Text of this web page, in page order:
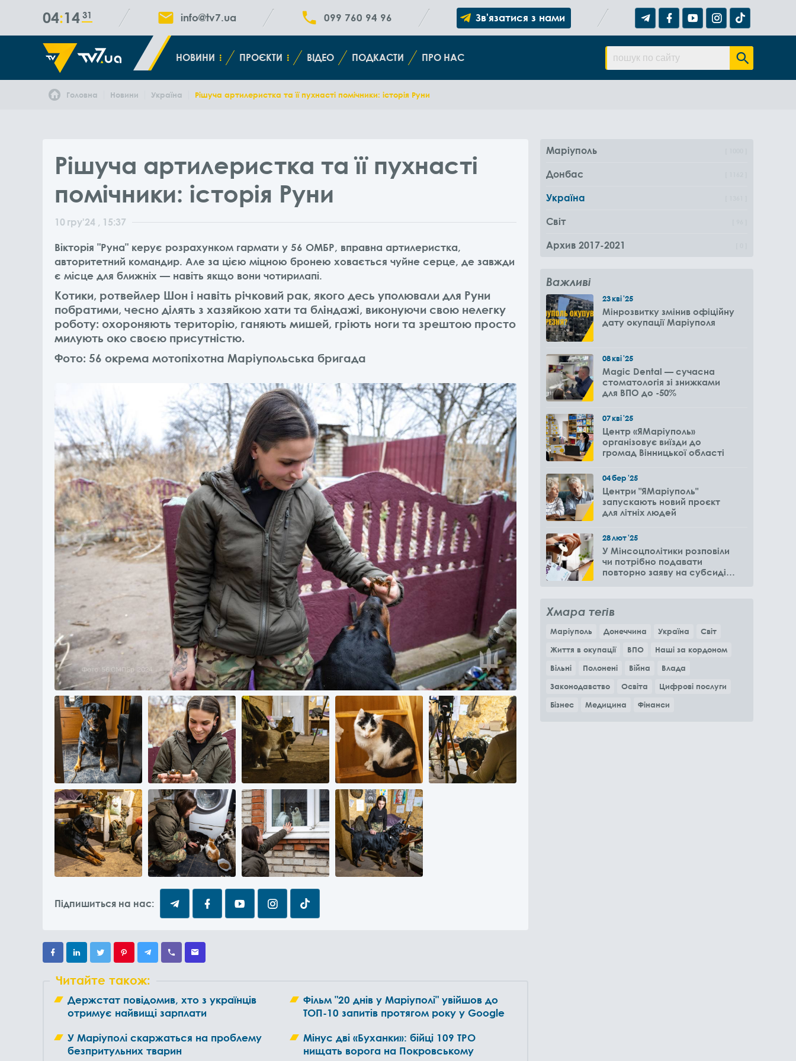
04 14 32 info@tv7.ua 099 760 94 96 Зв'язатися з нами
НОВИНИ ПРОЄКТИ ВІДЕО ПОДКАСТИ ПРО НАС
Головна Новини Україна Рішуча артилеристка та її пухнасті помічники: історія Руни
Рішуча артилеристка та її пухнасті
помічники: історія Руни
10 гру'24 , 15:37
Вікторія "Руна" керує розрахунком гармати у 56 ОМБР, вправна артилеристка,
авторитетний командир. Але за цією міцною бронею ховається чуйне серце, де завжди
є місце для ближніх — навіть якщо вони чотирилапі.
Котики, ротвейлер Шон і навіть річковий рак, якого десь уполювали для Руни
побратими, чесно ділять з хазяйкою хати та бліндажі, виконуючи свою нелегку
роботу: охороняють територію, ганяють мишей, гріють ноги та зрештою просто
милують око своєю присутністю.
Фото: 56 окрема мотопіхотна Маріупольська бригада
Підпишиться на нас:
Читайте також:
Держстат повідомив, хто з українців
отримує найвищі зарплати
Фільм "20 днів у Маріуполі" увійшов до
ТОП-10 запитів протягом року у Google
У Маріуполі скаржаться на проблему
безпритульних тварин
Мінус дві «Буханки»: бійці 109 ТРО
нищать ворога на Покровському
Маріуполь
Донбас
Україна
Світ
Архив 2017-2021
Важливі
23кві'25
Мінрозвитку змінив офіційну
дату окупації Маріуполя
08кві'25
Magic Dental — сучасна
стоматологія зі знижками
для ВПО до -50%
07кві'25
Центр «ЯМаріуполь»
організовує виїзди до
громад Вінницької області
04бер'25
Центри "ЯМаріуполь"
запускають новий проєкт
для літніх людей
28лют'25
У Мінсоцполітики розповіли
чи потрібно подавати
повторно заяву на субсидію
Хмара тегів
Маріуполь Донеччина Україна
Світ
Життя в окупації
ВПО
Наші за кордоном
Вільні
Полонені Війна
Влада
Законодавство
Освіта
Цифрові послуги
Бізнес
Медицина Фінанси